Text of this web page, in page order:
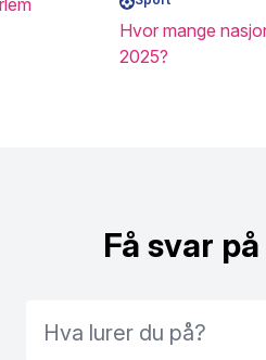
Hvor mange
2025?
Få svar